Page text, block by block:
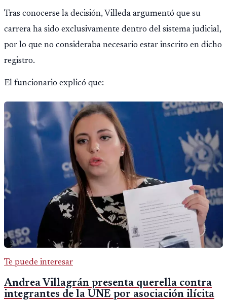
Tras conocerse la decisión, Villeda argumentó que su
carrera ha sido exclusivamente dentro del sistema judicial,
por lo que no consideraba necesario estar inscrito en dicho
registro.
El funcionario explicó que:
Te puede interesar
Andrea Villagrán presenta querella contra
integrantes de la UNE por asociación ilícita